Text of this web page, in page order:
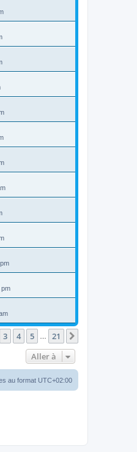
pm
21
3 4 5 21
Aller à
au format UTC+02:00